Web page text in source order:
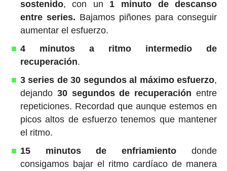
sostenido, con un 1 minuto de descanso
entre series. Bajamos piñones para conseguir
aumentar el esfuerzo.
4 minutos a ritmo intermedio de
recuperación.
3 series de 30 segundos al máximo esfuerzo,
dejando 30 segundos de recuperación entre
repeticiones. Recordad que aunque estemos en
picos altos de esfuerzo tenemos que mantener
el ritmo.
15 minutos de enfriamiento donde
consigamos bajar el ritmo cardíaco de manera